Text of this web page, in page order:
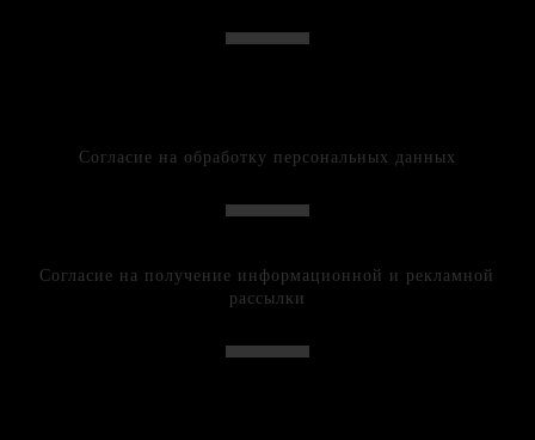
Согласие на обработку персональных данных
Согласие на получение информационной и рекламной
рассылки